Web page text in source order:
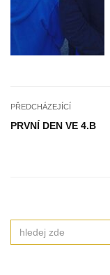
PŘEDCHÁZEJÍCÍ
PRVNÍ DEN VE 4.B
Search
for: